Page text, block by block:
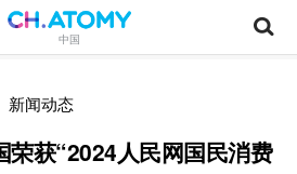
中国
新闻动态
荣获“2024人民网国民消费